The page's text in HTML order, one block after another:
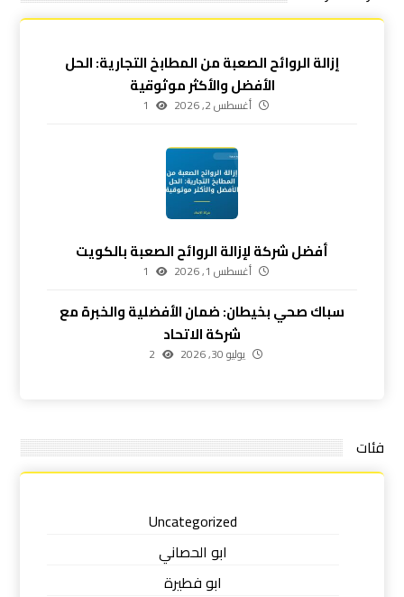
إزالة الروائح الصعبة من المطابخ التجارية: الحل
الأفضل والأكثر موثوقية
أغسطس 2, 2026 1
أفضل شركة لإزالة الروائح الصعبة بالكويت
أغسطس 1, 2026 1
سباك صحي بخيطان: ضمان الأفضلية والخبرة مع
شركة الاتحاد
يوليو 30, 2026 2
فئات
Uncategorized
ابو الحصاني
ابو فطيرة